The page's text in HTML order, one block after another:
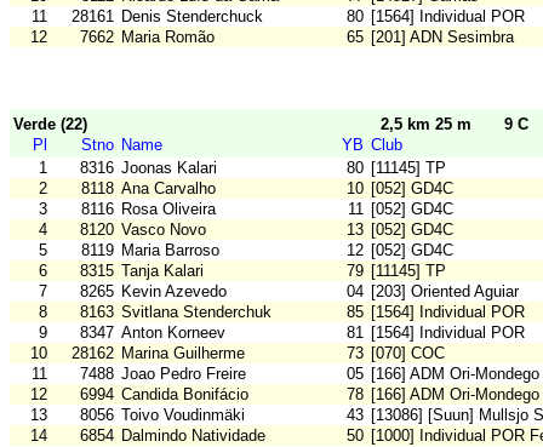
11
28161 Denis Stenderchuck 80 [1564] Individual POR
12
7662 Maria Romão 65 [201] ADN Sesimbra
Verde (22) 2,5 km 25 m
9 C
Pl
Stno Name YB Club
1
8316 Joonas Kalari 80 [11145] TP
2
8118 Ana Carvalho 10 [052] GD4C
3
8116 Rosa Oliveira 11 [052] GD4C
4
8120 Vasco Novo 13 [052] GD4C
5
8119 Maria Barroso 12 [052] GD4C
6
8315 Tanja Kalari 79 [11145] TP
7
8265 Kevin Azevedo 04 [203] Oriented Aguiar
8
8163 Svitlana Stenderchuk 85 [1564] Individual POR
9
8347 Anton Korneev 81 [1564] Individual POR
10
28162 Marina Guilherme 73 [070] COC
11
7488 Joao Pedro Freire 05 [166] ADM Ori-Mondego
12
6994 Candida Bonifácio 78 [166] ADM Ori-Mondego
13
8056 Toivo Voudinmäki 43 [13086] [Suun] Mullsjo
14
6854 Dalmindo Natividade 50 [1000] Individual POR